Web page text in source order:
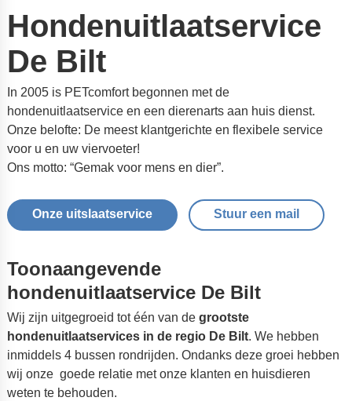
Hondenuitlaatservice
De Bilt
In 2005 is PETcomfort begonnen met de
hondenuitlaatservice en een dierenarts aan huis dienst.
Onze belofte: De meest klantgerichte en flexibele service
voor u en uw viervoeter!
Ons motto: “Gemak voor mens en dier”.
Onze uitslaatservice Stuur een mail
Toonaangevende
hondenuitlaatservice De Bilt
Wij zijn uitgegroeid tot één van de grootste
hondenuitlaatservices in de regio De Bilt. We hebben
inmiddels 4 bussen rondrijden. Ondanks deze groei hebben
wij onze goede relatie met onze klanten en huisdieren
weten te behouden.